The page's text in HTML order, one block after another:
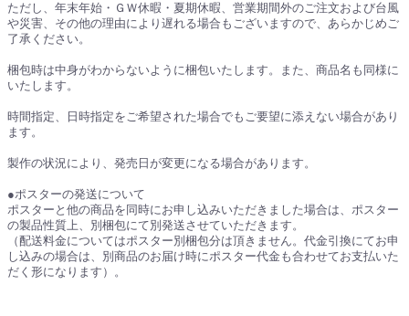
ただし、年末年始・ＧＷ休暇・夏期休暇、営業期間外のご注文および台風
や災害、その他の理由により遅れる場合もございますので、あらかじめご
了承ください。
梱包時は中身がわからないように梱包いたします。また、商品名も同様に
いたします。
時間指定、日時指定をご希望された場合でもご要望に添えない場合があり
ます。
製作の状況により、発売日が変更になる場合があります。
●ポスターの発送について
ポスターと他の商品を同時にお申し込みいただきました場合は、ポスター
の製品性質上、別梱包にて別発送させていただきます。
（配送料金についてはポスター別梱包分は頂きません。代金引換にてお申
し込みの場合は、別商品のお届け時にポスター代金も合わせてお支払いた
だく形になります）。